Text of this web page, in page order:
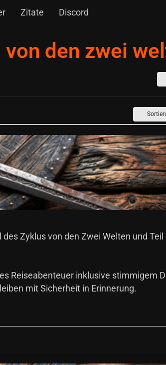
Zitate Discord
den zwei
Zyklus von den Zwei Welten und Teil
Reiseabenteuer inklusive stimmigem
mit Sicherheit in Erinnerung.